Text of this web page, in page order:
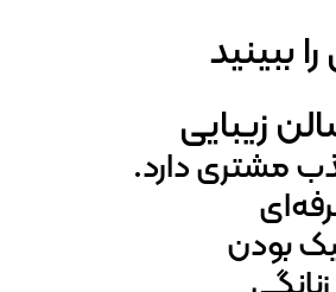
ببینید
زیبایی
مشتری دارد.
بودن